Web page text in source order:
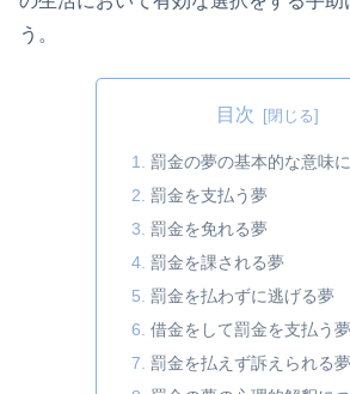
う。
目次
罰金の夢の基本的な意味
罰金を支払う夢
罰金を免れる夢
罰金を課される夢
罰金を払わずに逃げる夢
借金をして罰金を支払う夢
罰金を払えず訴えられる夢